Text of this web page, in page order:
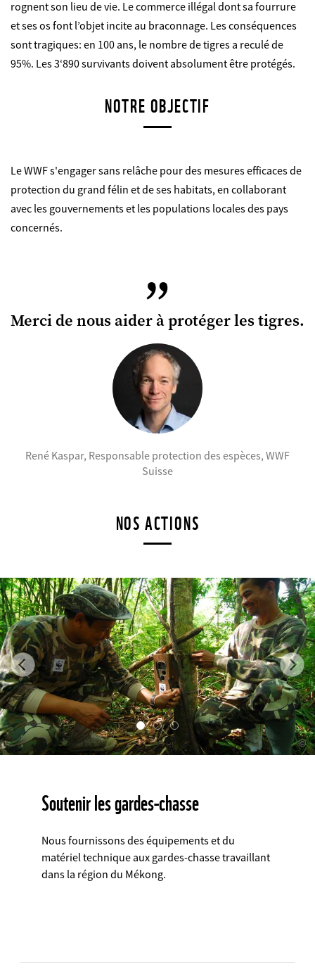
rognent son lieu de vie. Le commerce illégal dont sa fourrure
et ses os font l’objet incite au braconnage. Les conséquences
sont tragiques: en 100 ans, le nombre de tigres a reculé de
95%. Les 3‘890 survivants doivent absolument être protégés.
NOTRE OBJECTIF
Le WWF s'engager sans relâche pour des mesures efficaces de
protection du grand félin et de ses habitats, en collaborant
avec les gouvernements et les populations locales des pays
concernés.
Merci de nous aider à protéger les tigres.
René Kaspar, Responsable protection des espèces, WWF
Suisse
NOS ACTIONS
©
Soutenir les gardes-chasse
Nous fournissons des équipements et du
matériel technique aux gardes-chasse travaillant
dans la région du Mékong.
Previous